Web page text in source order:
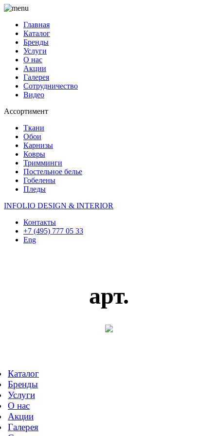
Главная
Каталог
Бренды
Услуги
О нас
Акции
Галерея
Сотрудничество
Видео
Ассортимент
Ткани
Обои
Карнизы
Ковры
Тримминги
Постельное белье
Гобелены
Пледы
INFOLIO DESIGN & INTERIOR
Контакты
+7 (495) 777 05 33
Eng
арт.
Каталог
Бренды
Услуги
О нас
Акции
Галерея